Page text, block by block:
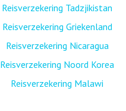
Reisverzekering Tadzjikistan
Reisverzekering Griekenland
Reisverzekering Nicaragua
Reisverzekering Noord Korea
Reisverzekering Malawi